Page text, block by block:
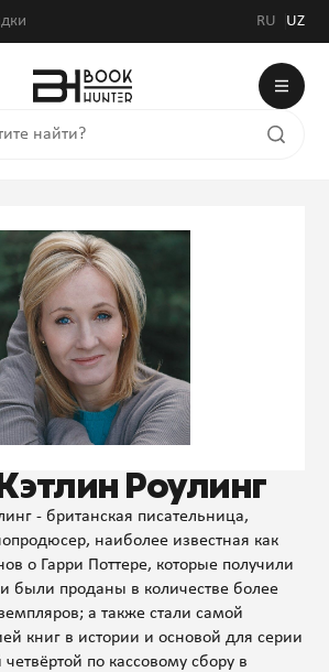
RU UZ
Роулинг
- британская писательница,
наиболее известная как
о Гарри Поттере, которые получили
были проданы в количестве более
а также стали самой
книг в истории и основой для серии
по кассовому сбору в